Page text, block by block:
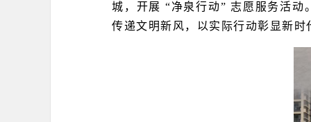
城，开展 “净泉行动” 志愿服务活
传递文明新风，以实际行动彰显新时